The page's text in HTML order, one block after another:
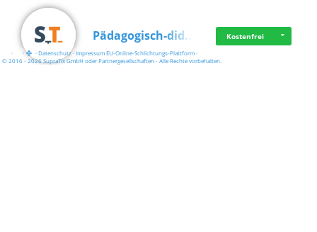
Pädagogisch-did… Kostenfrei
· · ·Datenschutz·Impressum EU-Online-Schlichtungs-Plattform·
© 2016 - 2026 SupraTix GmbH oder Partnergesellschaften - Alle Rechte vorbehalten.